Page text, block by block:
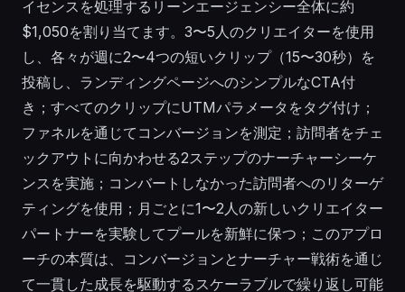
イセンスを処理するリーンエージェンシー全体に約
$1,050を割り当てます。3〜5人のクリエイターを使用
し、各々が週に2〜4つの短いクリップ（15〜30秒）を
投稿し、ランディングページへのシンプルなCTA付
き；すべてのクリップにUTMパラメータをタグ付け；
ファネルを通じてコンバージョンを測定；訪問者をチェ
ックアウトに向かわせる2ステップのナーチャーシーケ
ンスを実施；コンバートしなかった訪問者へのリターゲ
ティングを使用；月ごとに1〜2人の新しいクリエイター
パートナーを実験してプールを新鮮に保つ；このアプロ
ーチの本質は、コンバージョンとナーチャー戦術を通じ
て一貫した成長を駆動するスケーラブルで繰り返し可能